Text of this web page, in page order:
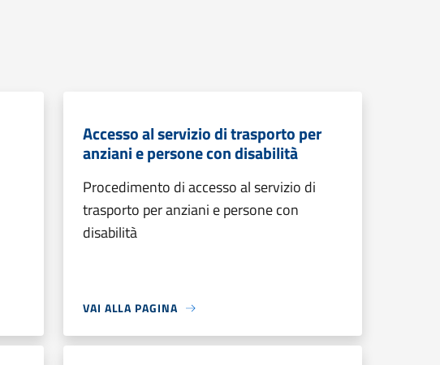
Accesso al servizio di trasporto per
anziani e persone con disabilità
Procedimento di accesso al servizio di
trasporto per anziani e persone con
disabilità
VAI ALLA PAGINA